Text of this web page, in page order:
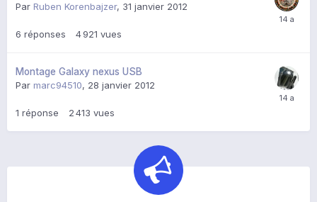
Par Ruben Korenbajzer, 31 janvier 2012
6 réponses 4 921 vues
Montage Galaxy nexus USB
Par marc94510, 28 janvier 2012
1 réponse 2 413 vues